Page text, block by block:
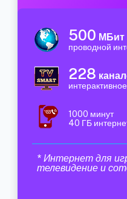
500 МБит
проводной
228
1000 минут
40 ГБ
* Интернет для
телевидение и